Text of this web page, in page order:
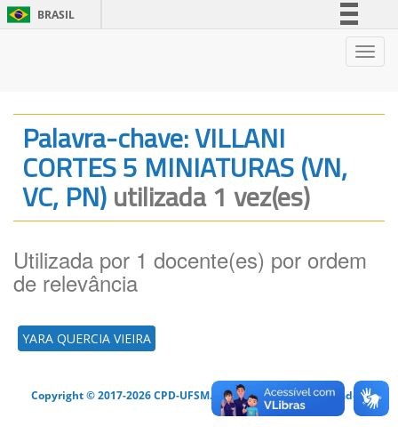
BRASIL
Legislação
Canais
Palavra-chave: VILLANI
CORTES 5 MINIATURAS (VN,
VC, PN)utilizada 1 vez(es)
Utilizada por 1 docente(es) por ordem
de relevância
YARA QUERCIA VIEIRA
Copyright © 2017-2026 CPD-UFSM. Todos os direitos reservados.